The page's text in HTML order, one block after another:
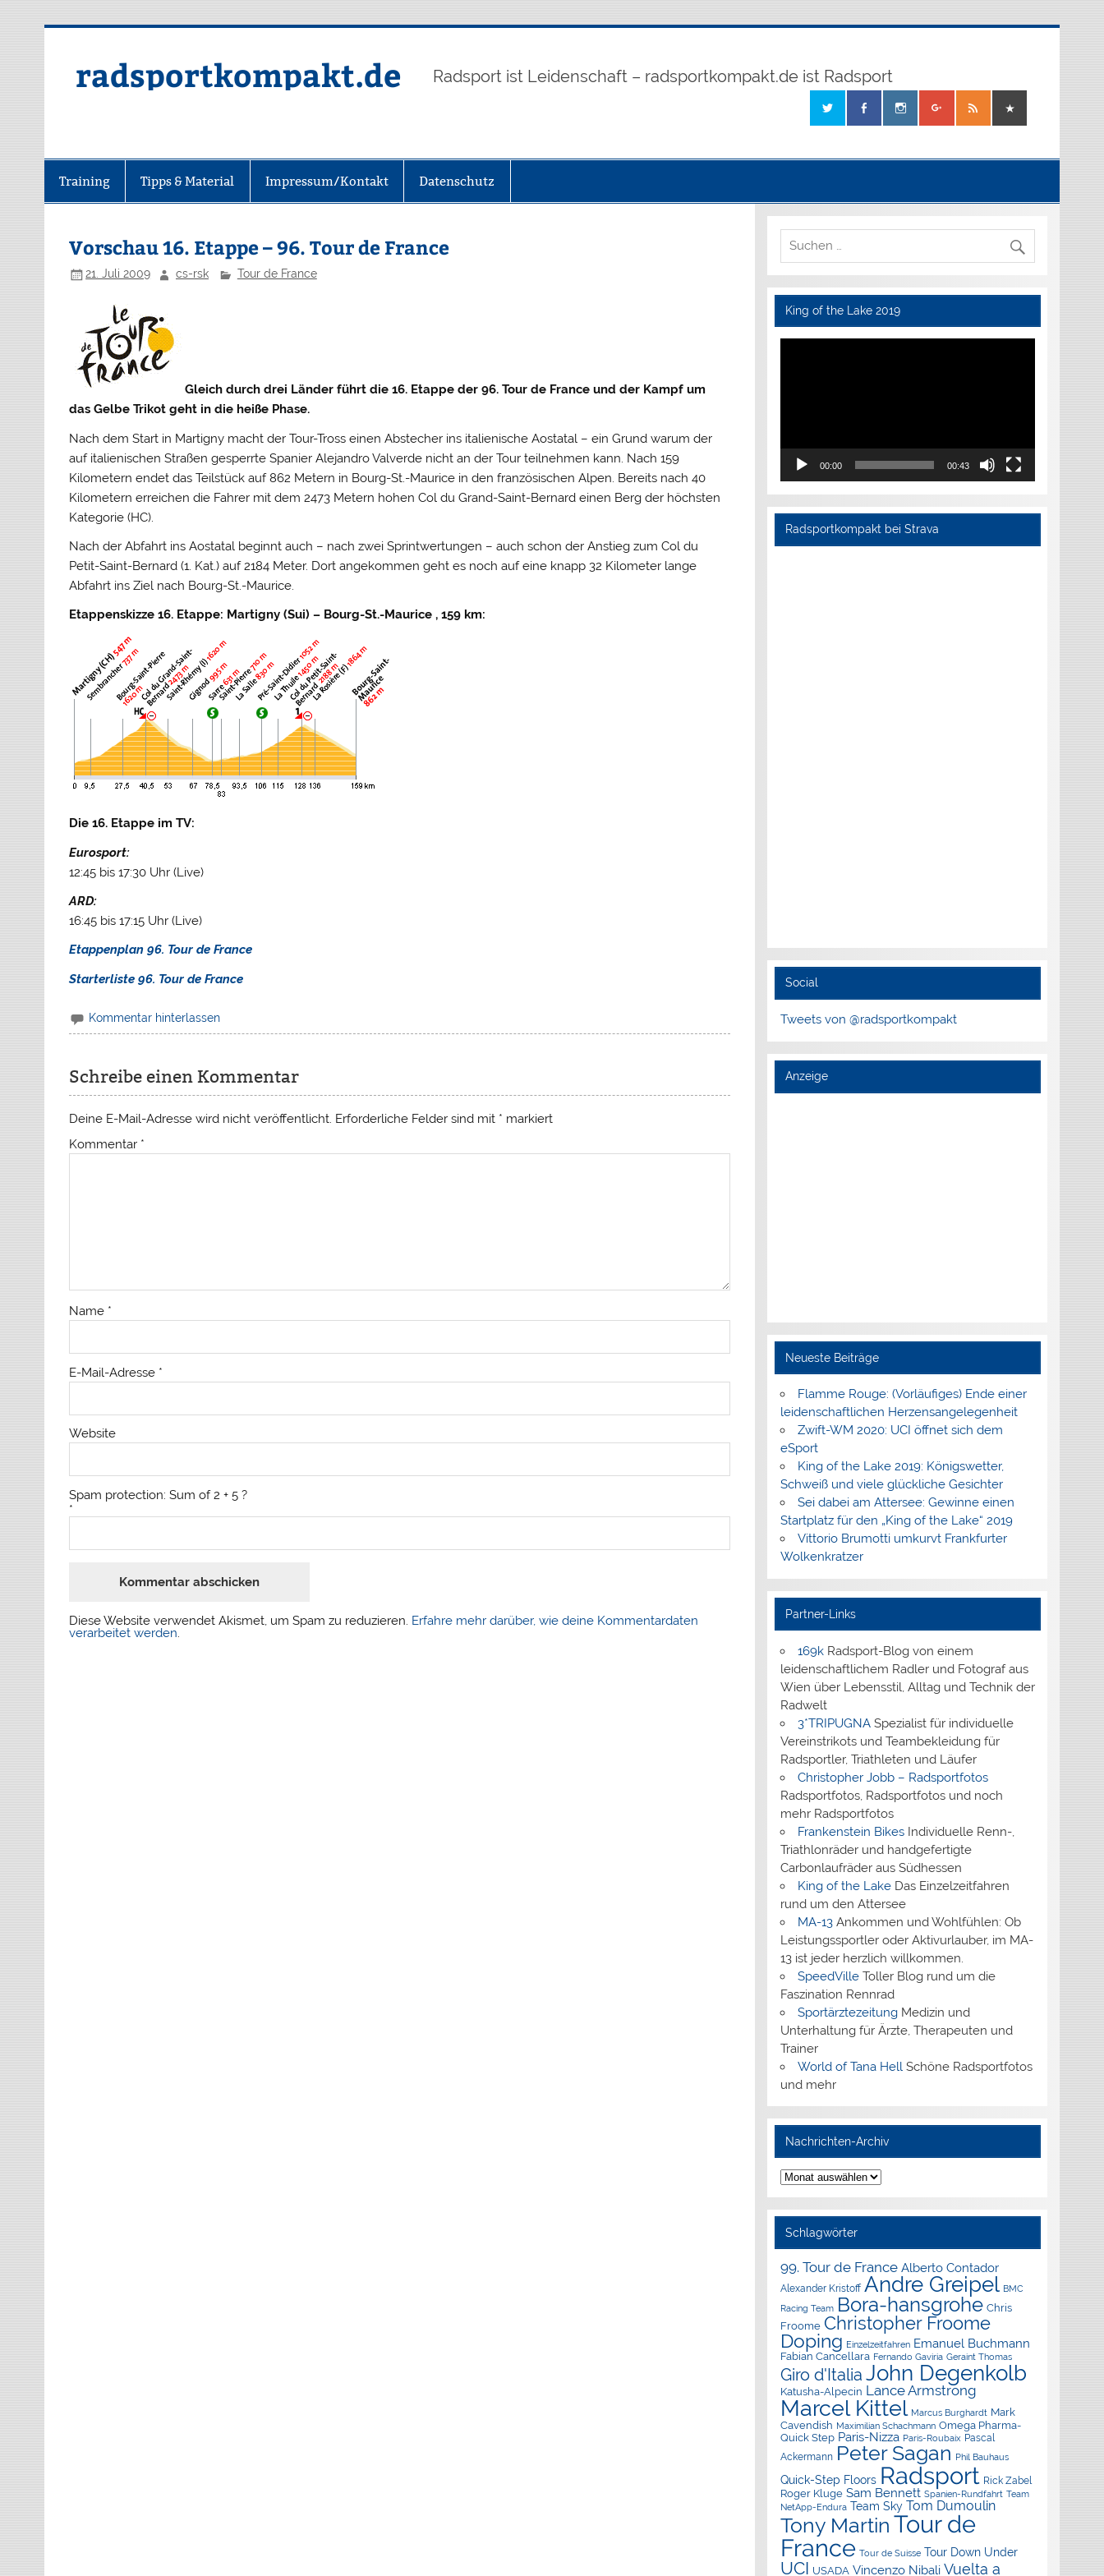
radsportkompakt.de Radsport ist Leidenschaft – radsportkompakt.de ist Radsport
Training Tipps & Material Impressum/Kontakt Datenschutz
Vorschau 16. Etappe – 96. Tour de France
21. Juli 2009 cs-rsk Tour de France
Gleich durch drei Länder führt die 16. Etappe der 96. Tour de France und der Kampf um
das Gelbe Trikot geht in die heiße Phase.
Nach dem Start in Martigny macht der Tour-Tross einen Abstecher ins italienische Aostatal – ein Grund warum der
auf italienischen Straßen gesperrte Spanier Alejandro Valverde nicht an der Tour teilnehmen kann. Nach 159
Kilometern endet das Teilstück auf 862 Metern in Bourg-St.-Maurice in den französischen Alpen. Bereits nach 40
Kilometern erreichen die Fahrer mit dem 2473 Metern hohen Col du Grand-Saint-Bernard einen Berg der höchsten
Kategorie (HC).
Nach der Abfahrt ins Aostatal beginnt auch – nach zwei Sprintwertungen – auch schon der Anstieg zum Col du
Petit-Saint-Bernard (1. Kat.) auf 2184 Meter. Dort angekommen geht es noch auf eine knapp 32 Kilometer lange
Abfahrt ins Ziel nach Bourg-St.-Maurice.
Etappenskizze16. Etappe: Martigny (Sui) – Bourg-St.-Maurice , 159 km:
Die 16. Etappe im TV:
Eurosport:
12:45 bis 17:30 Uhr (Live)
ARD:
16:45 bis 17:15 Uhr (Live)
Etappenplan 96. Tour de France
Starterliste 96. Tour de France
Kommentar hinterlassen
Schreibe einen Kommentar
Deine E-Mail-Adresse wird nicht veröffentlicht. Erforderliche Felder sind mit * markiert
Kommentar *
Name *
E-Mail-Adresse *
Website
Spam protection: Sum of 2 + 5 ?
*
Diese Website verwendet Akismet, um Spam zu reduzieren. Erfahre mehr darüber, wie deine Kommentardaten
verarbeitet werden.
King of the Lake 2019
Video-
00:00 00:43
Radsportkompakt bei Strava
Social
Tweets von @radsportkompakt
Anzeige
Neueste Beiträge
Flamme Rouge: (Vorläufiges) Ende einer
leidenschaftlichen Herzensangelegenheit
Zwift-WM 2020: UCI öffnet sich dem
eSport
King of the Lake 2019: Königswetter,
Schweiß und viele glückliche Gesichter
Sei dabei am Attersee: Gewinne einen
Startplatz für den „King of the Lake“ 2019
Vittorio Brumotti umkurvt Frankfurter
Wolkenkratzer
Partner-Links
169kRadsport-Blog von einem
leidenschaftlichem Radler und Fotograf aus
Wien über Lebensstil, Alltag und Technik der
Radwelt
3*TRIPUGNASpezialist für individuelle
Vereinstrikots und Teambekleidung für
Radsportler, Triathleten und Läufer
Christopher Jobb – Radsportfotos
Radsportfotos, Radsportfotos und noch
mehr Radsportfotos
Frankenstein BikesIndividuelle Renn-,
Triathlonräder und handgefertigte
Carbonlaufräder aus Südhessen
King of the LakeDas Einzelzeitfahren
rund um den Attersee
MA-13Ankommen und Wohlfühlen: Ob
Leistungssportler oder Aktivurlauber, im MA-
13 ist jeder herzlich willkommen.
SpeedVilleToller Blog rund um die
Faszination Rennrad
SportärztezeitungMedizin und
Unterhaltung für Ärzte, Therapeuten und
Trainer
World of Tana Hell Schöne Radsportfotos
und mehr
Nachrichten-Archiv
Nachrichten-
Archiv
Schlagwörter
99. Tour de France Alberto Contador
Alexander Kristoff Andre Greipel BMC
Racing Team Bora-hansgrohe Chris
Froome Christopher Froome
Doping Einzelzeitfahren Emanuel Buchmann
Fabian Cancellara Fernando Gaviria Geraint Thomas
Giro d'Italia John Degenkolb
Katusha-Alpecin Lance Armstrong
Marcel Kittel Marcus Burghardt Mark
Cavendish Maximilian Schachmann Omega Pharma-
Quick Step Paris-Nizza Paris-Roubaix Pascal
Ackermann Peter Sagan Phil Bauhaus
Quick-Step Floors Radsport Rick Zabel
Roger Kluge Sam Bennett Spanien-Rundfahrt Team
NetApp-Endura Team Sky Tom Dumoulin
Tony Martin Tour de
France Tour de Suisse Tour Down Under
UCI USADA Vincenzo Nibali Vuelta a